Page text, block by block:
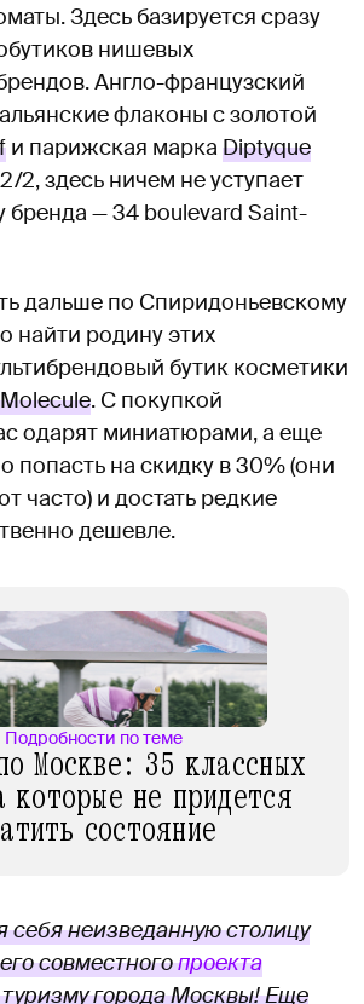
Здесь базируется сразу
нишевых
Англо-французский
флаконы с золотой
и парижская марка Diptyque
2, здесь ничем не уступает
бренда — 34 boulevard Saint-
дальше по Спиридоньевскому
найти родину этих
бутик косметики
Molecule. С покупкой
одарят миниатюрами, а еще
попасть на скидку в 30% (они
часто) и достать редкие
дешевле.
Подробности по теме
Москве: 35 классных
которые не придется
состояние
себя неизведанную столицу
совместногопроекта
города Москвы! Еще